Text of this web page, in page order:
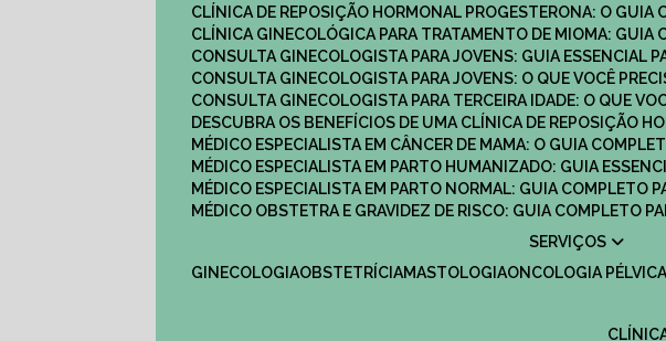
CLÍNICA DE REPOSIÇÃO HORMONAL PROGESTERONA: O GUIA
CLÍNICA GINECOLÓGICA PARA TRATAMENTO DE MIOMA: GUIA
CONSULTA GINECOLOGISTA PARA JOVENS: GUIA ESSENCIAL
CONSULTA GINECOLOGISTA PARA JOVENS: O QUE VOCÊ
CONSULTA GINECOLOGISTA PARA TERCEIRA IDADE: O QUE
DESCUBRA OS BENEFÍCIOS DE UMA CLÍNICA DE REPOSIÇÃO
MÉDICO ESPECIALISTA EM CÂNCER DE MAMA: O GUIA
MÉDICO ESPECIALISTA EM PARTO HUMANIZADO: GUIA
MÉDICO ESPECIALISTA EM PARTO NORMAL: GUIA COMPLETO
MÉDICO OBSTETRA E GRAVIDEZ DE RISCO: GUIA COMPLETO
SERVIÇOS
GINECOLOGIA
OBSTETRÍCIA MASTOLOGIA ONCOLOGIA PÉLVICA